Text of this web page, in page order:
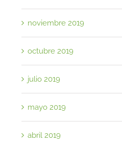
noviembre 2019
octubre 2019
julio 2019
mayo 2019
abril 2019